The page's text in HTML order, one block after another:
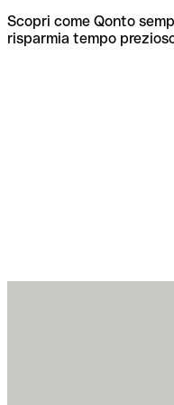
Scopri come Qonto
risparmia tempo